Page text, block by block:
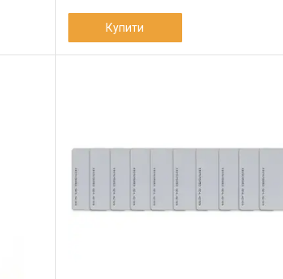
Купити